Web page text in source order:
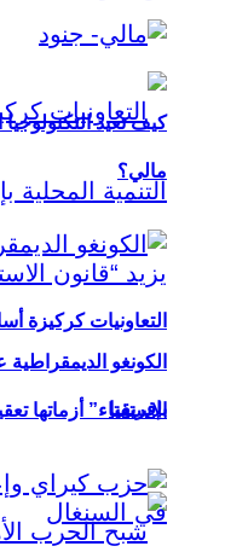
التعاونيات كركيزة
بإفريقيا
كيف تعيد
مالي؟
الكونغو
الاستفتاء” أزماتها